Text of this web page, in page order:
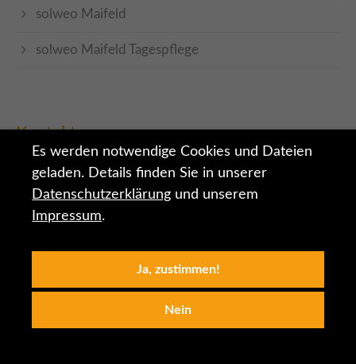
solweo Maifeld
solweo Maifeld Tagespflege
Kontakt
Eduard-Rhein-Straße 1
56727 Mayen
0 26 51 / 49 87 -20
info@projekt-3.de
Es werden notwendige Cookies und Dateien
geladen. Details finden Sie in unserer
Datenschutzerklärung und unserem
Impressum.
Ja, zustimmen!
Nein